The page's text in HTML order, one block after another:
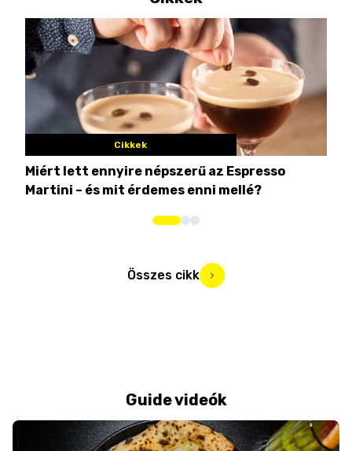
Cikkek
Miért lett ennyire népszerű az Espresso
Martini – és mit érdemes enni mellé?
Összes cikk
Guide videók